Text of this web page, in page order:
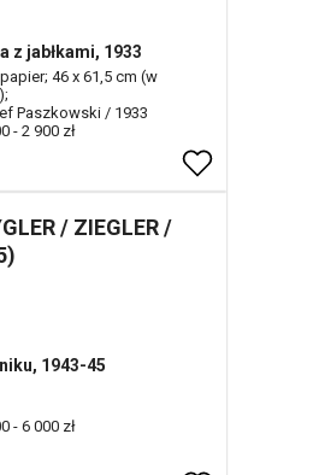
z jabłkami, 1933
46 x 61,5 cm (w
Paszkowski / 1933
- 2 900 zł
/ ZIEGLER /
1943-45
- 6 000 zł